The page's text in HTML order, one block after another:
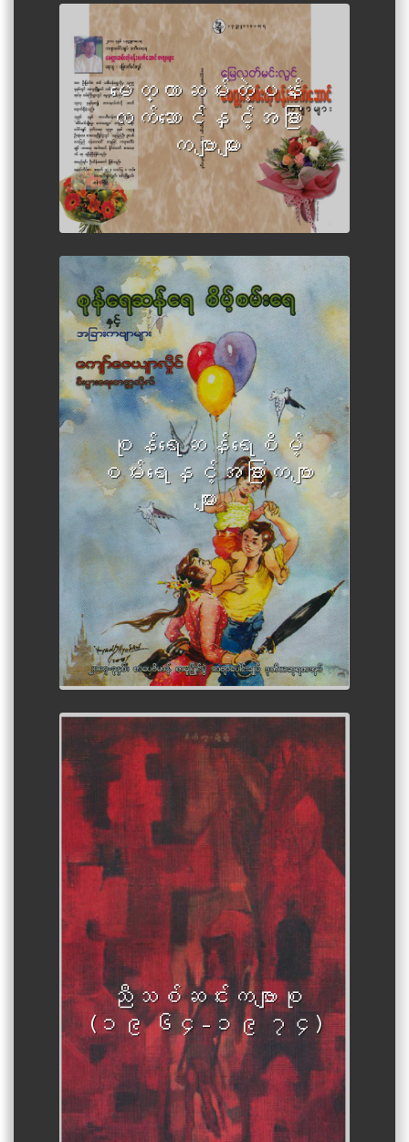
မေတ္တာဆမ်းတဲ့ပန်း
လက်ဆောင်နှင့်အခြား
ကဗျာများ
Author :Myay Latt Min Lwin
စုန်ရေဆန်ရေစိမ့်
စမ်းရေနှင့်အခြားကဗျာ
များ
Author :Kyaw Zeyar Hlaing
(University of Economics)
ညီသစ်ဆင်းကဗျာစု
(၁၉ ၆၄-၁၉ ၇၄)